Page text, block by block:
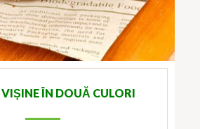
VIȘINE ÎN DOUĂ CULORI